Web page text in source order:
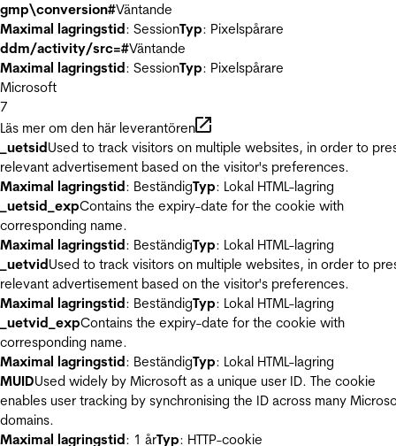
gmp\conversion#Väntande
Maximal lagringstid: SessionTyp: Pixelspårare
ddm/activity/src=#Väntande
Maximal lagringstid: SessionTyp: Pixelspårare
Microsoft
7
Läs mer om den här leverantören
_uetsidUsed to track visitors on multiple websites, in order to
relevant advertisement based on the visitor's preferences.
Maximal lagringstid: BeständigTyp: Lokal HTML-lagring
_uetsid_expContains the expiry-date for the cookie with
corresponding name.
Maximal lagringstid: BeständigTyp: Lokal HTML-lagring
_uetvidUsed to track visitors on multiple websites, in order to
relevant advertisement based on the visitor's preferences.
Maximal lagringstid: BeständigTyp: Lokal HTML-lagring
_uetvid_expContains the expiry-date for the cookie with
corresponding name.
Maximal lagringstid: BeständigTyp: Lokal HTML-lagring
MUIDUsed widely by Microsoft as a unique user ID. The cookie
enables user tracking by synchronising the ID across many
domains.
Maximal lagringstid: 1 årTyp: HTTP-cookie